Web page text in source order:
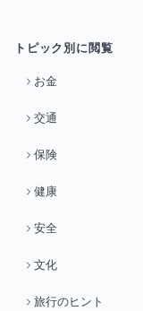
トピック別に閲覧
お金
交通
保険
健康
安全
文化
旅行のヒント